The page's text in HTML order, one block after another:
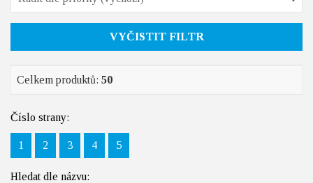
VYČISTIT FILTR
Celkem produktů: 50
Číslo strany:
1 2 3 4 5
Hledat dle názvu: